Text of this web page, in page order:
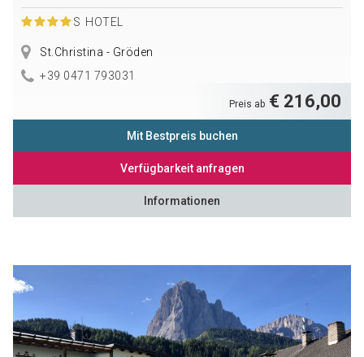
S HOTEL
St.Christina - Gröden
+39 0471 793031
Preis ab € 216,00
Mit Bestpreis buchen
Verfügbarkeit anfragen
Informationen